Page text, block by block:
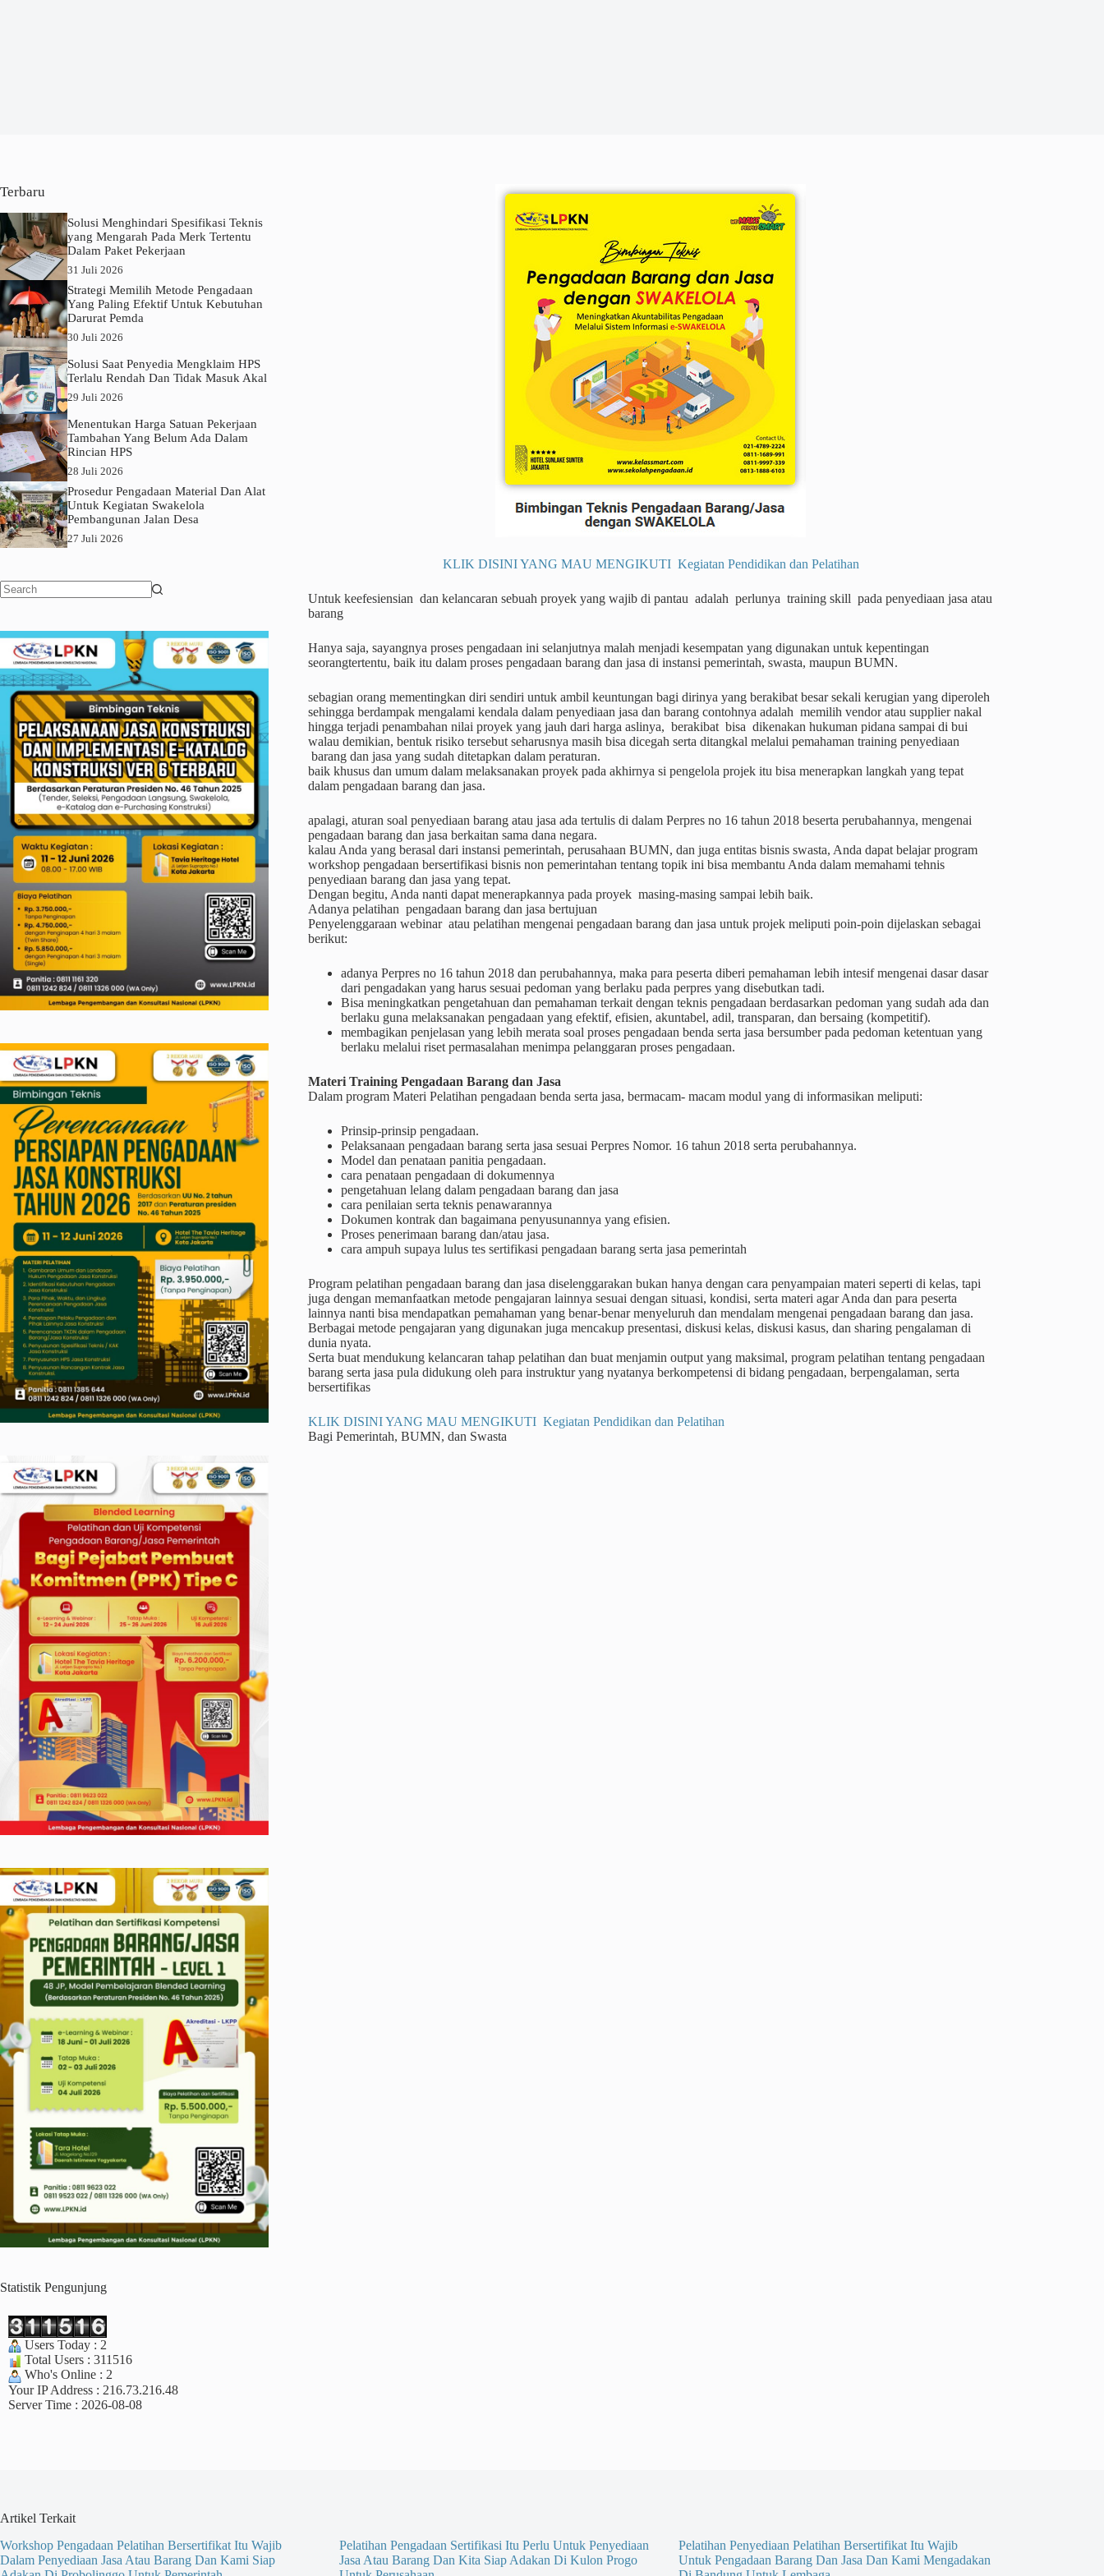
KLIK DISINI YANG MAU MENGIKUTI Kegiatan Pendidikan dan Pelatihan
Untuk keefesiensian dan kelancaran sebuah proyek yang wajib di pantau adalah perlunya training skill pada penyediaan jasa atau
barang
Hanya saja, sayangnya proses pengadaan ini selanjutnya malah menjadi kesempatan yang digunakan untuk kepentingan
seorangtertentu, baik itu dalam proses pengadaan barang dan jasa di instansi pemerintah, swasta, maupun BUMN.
sebagian orang mementingkan diri sendiri untuk ambil keuntungan bagi dirinya yang berakibat besar sekali kerugian yang diperoleh
sehingga berdampak mengalami kendala dalam penyediaan jasa dan barang contohnya adalah memilih vendor atau supplier nakal
hingga terjadi penambahan nilai proyek yang jauh dari harga aslinya, berakibat bisa dikenakan hukuman pidana sampai di bui
walau demikian, bentuk risiko tersebut seharusnya masih bisa dicegah serta ditangkal melalui pemahaman training penyediaan
barang dan jasa yang sudah ditetapkan dalam peraturan.
baik khusus dan umum dalam melaksanakan proyek pada akhirnya si pengelola projek itu bisa menerapkan langkah yang tepat
dalam pengadaan barang dan jasa.
apalagi, aturan soal penyediaan barang atau jasa ada tertulis di dalam Perpres no 16 tahun 2018 beserta perubahannya, mengenai
pengadaan barang dan jasa berkaitan sama dana negara.
kalau Anda yang berasal dari instansi pemerintah, perusahaan BUMN, dan juga entitas bisnis swasta, Anda dapat belajar program
workshop pengadaan bersertifikasi bisnis non pemerintahan tentang topik ini bisa membantu Anda dalam memahami tehnis
penyediaan barang dan jasa yang tepat.
Dengan begitu, Anda nanti dapat menerapkannya pada proyek masing-masing sampai lebih baik.
Adanya pelatihan pengadaan barang dan jasa bertujuan
Penyelenggaraan webinar atau pelatihan mengenai pengadaan barang dan jasa untuk projek meliputi poin-poin dijelaskan sebagai
berikut:
adanya Perpres no 16 tahun 2018 dan perubahannya, maka para peserta diberi pemahaman lebih intesif mengenai dasar dasar
dari pengadakan yang harus sesuai pedoman yang berlaku pada perpres yang disebutkan tadi.
Bisa meningkatkan pengetahuan dan pemahaman terkait dengan teknis pengadaan berdasarkan pedoman yang sudah ada dan
berlaku guna melaksanakan pengadaan yang efektif, efisien, akuntabel, adil, transparan, dan bersaing (kompetitif).
membagikan penjelasan yang lebih merata soal proses pengadaan benda serta jasa bersumber pada pedoman ketentuan yang
berlaku melalui riset permasalahan menimpa pelanggaran proses pengadaan.
Materi TrainingPengadaan Barang dan Jasa
Dalam program Materi Pelatihan pengadaan benda serta jasa, bermacam- macam modul yang di informasikan meliputi:
Prinsip-prinsip pengadaan.
Pelaksanaan pengadaan barang serta jasa sesuai Perpres Nomor. 16 tahun 2018 serta perubahannya.
Model dan penataan panitia pengadaan.
cara penataan pengadaan di dokumennya
pengetahuan lelang dalam pengadaan barang dan jasa
cara penilaian serta teknis penawarannya
Dokumen kontrak dan bagaimana penyusunannya yang efisien.
Proses penerimaan barang dan/atau jasa.
cara ampuh supaya lulus tes sertifikasi pengadaan barang serta jasa pemerintah
Program pelatihan pengadaan barang dan jasa diselenggarakan bukan hanya dengan cara penyampaian materi seperti di kelas, tapi
juga dengan memanfaatkan metode pengajaran lainnya sesuai dengan situasi, kondisi, serta materi agar Anda dan para peserta
lainnya nanti bisa mendapatkan pemahaman yang benar-benar menyeluruh dan mendalam mengenai pengadaan barang dan jasa.
Berbagai metode pengajaran yang digunakan juga mencakup presentasi, diskusi kelas, diskusi kasus, dan sharing pengalaman di
dunia nyata.
Serta buat mendukung kelancaran tahap pelatihan dan buat menjamin output yang maksimal, program pelatihan tentang pengadaan
barang serta jasa pula didukung oleh para instruktur yang nyatanya berkompetensi di bidang pengadaan, berpengalaman, serta
bersertifikas
KLIK DISINI YANG MAU MENGIKUTI Kegiatan Pendidikan dan Pelatihan
Bagi Pemerintah, BUMN, dan Swasta
Terbaru
Solusi Menghindari Spesifikasi Teknis
yang Mengarah Pada Merk Tertentu
Dalam Paket Pekerjaan
31 Juli 2026
Strategi Memilih Metode Pengadaan
Yang Paling Efektif Untuk Kebutuhan
Darurat Pemda
30 Juli 2026
Solusi Saat Penyedia Mengklaim HPS
Terlalu Rendah Dan Tidak Masuk Akal
29 Juli 2026
Menentukan Harga Satuan Pekerjaan
Tambahan Yang Belum Ada Dalam
Rincian HPS
28 Juli 2026
Prosedur Pengadaan Material Dan Alat
Untuk Kegiatan Swakelola
Pembangunan Jalan Desa
27 Juli 2026
Statistik Pengunjung
Users Today : 2
Total Users : 311516
Who's Online : 2
Your IP Address : 216.73.216.48
Server Time : 2026-08-08
Artikel Terkait
Workshop Pengadaan Pelatihan Bersertifikat Itu Wajib
Dalam Penyediaan Jasa Atau Barang Dan Kami Siap
Pelatihan Pengadaan Sertifikasi Itu Perlu Untuk Penyediaan
Jasa Atau Barang Dan Kita Siap Adakan Di Kulon Progo
Pelatihan Penyediaan Pelatihan Bersertifikat Itu Wajib
Untuk Pengadaan Barang Dan Jasa Dan Kami Mengadakan